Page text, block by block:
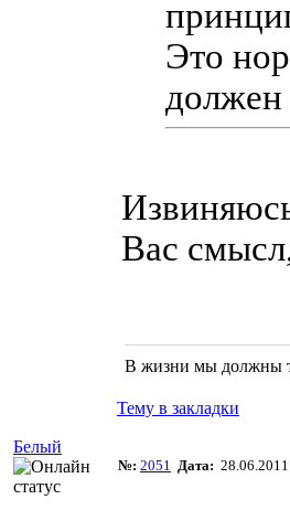
Это
должен
Вас
В жизни мы должны
Тему в закладки
Белый
№: 2051 Дата: